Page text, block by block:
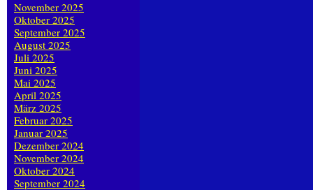
November 2025
Oktober 2025
September 2025
August 2025
Juli 2025
Juni 2025
Mai 2025
April 2025
März 2025
Februar 2025
Januar 2025
Dezember 2024
November 2024
Oktober 2024
September 2024